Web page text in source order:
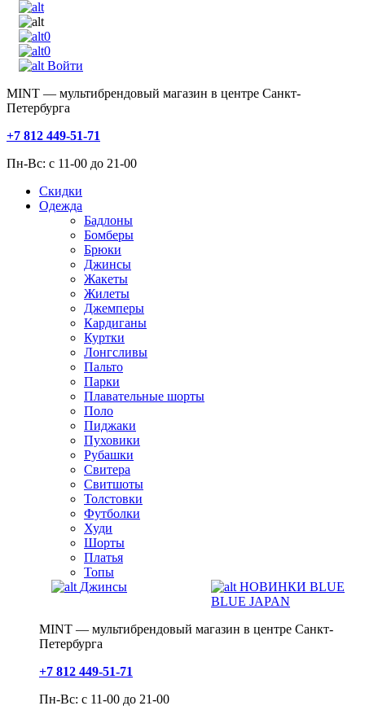
0
0
Войти
MINT — мультибрендовый магазин в центре Санкт-
Петербурга
+7 812 449-51-71
Пн-Вс: с 11-00 до 21-00
Скидки
Одежда
Бадлоны
Бомберы
Брюки
Джинсы
Жакеты
Жилеты
Джемперы
Кардиганы
Куртки
Лонгсливы
Пальто
Парки
Плавательные шорты
Поло
Пиджаки
Пуховики
Рубашки
Свитера
Свитшоты
Толстовки
Футболки
Худи
Шорты
Платья
Топы
Джинсы
НОВИНКИ BLUE
BLUE JAPAN
MINT — мультибрендовый магазин в центре Санкт-
Петербурга
+7 812 449-51-71
Пн-Вс: с 11-00 до 21-00